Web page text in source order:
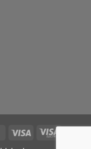
MasterCardVisa